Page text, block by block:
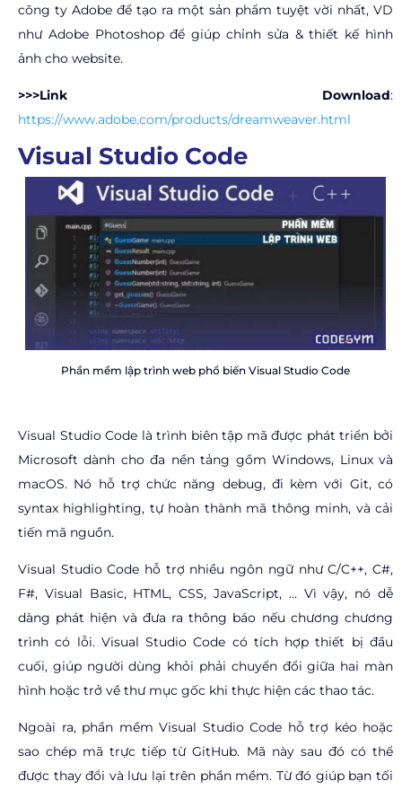
công ty Adobe để tạo ra một sản phẩm tuyệt vời nhất, VD
như Adobe Photoshop để giúp chỉnh sửa & thiết kế hình
ảnh cho website.
>>>Link Download:
https://www.adobe.com/products/dreamweaver.html
Visual Studio Code
Phần mềm lập trình web phổ biến Visual Studio Code
Visual Studio Code là trình biên tập mã được phát triển bởi
Microsoft dành cho đa nền tảng gồm Windows, Linux và
macOS. Nó hỗ trợ chức năng debug, đi kèm với Git, có
syntax highlighting, tự hoàn thành mã thông minh, và cải
tiến mã nguồn.
Visual Studio Code hỗ trợ nhiều ngôn ngữ như C/C++, C#,
F#, Visual Basic, HTML, CSS, JavaScript, … Vì vậy, nó dễ
dàng phát hiện và đưa ra thông báo nếu chương chương
trình có lỗi. Visual Studio Code có tích hợp thiết bị đầu
cuối, giúp người dùng khỏi phải chuyển đổi giữa hai màn
hình hoặc trở về thư mục gốc khi thực hiện các thao tác.
Ngoài ra, phần mềm Visual Studio Code hỗ trợ kéo hoặc
sao chép mã trực tiếp từ GitHub. Mã này sau đó có thể
được thay đổi và lưu lại trên phần mềm. Từ đó giúp bạn tối